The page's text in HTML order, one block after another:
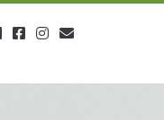
twitterfacebookinstagram